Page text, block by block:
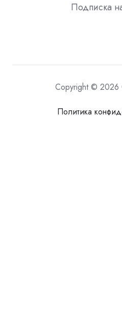
Подписка
Copyright ©
Политика